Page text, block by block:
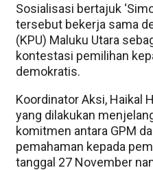
Sosialisasi bertajuk
tersebut bekerja sama
(KPU) Maluku Utara
kontestasi pemilihan
demokratis.
Koordinator Aksi, Haikal
yang dilakukan
komitmen antara GPM
pemahaman kepada
tanggal 27 November